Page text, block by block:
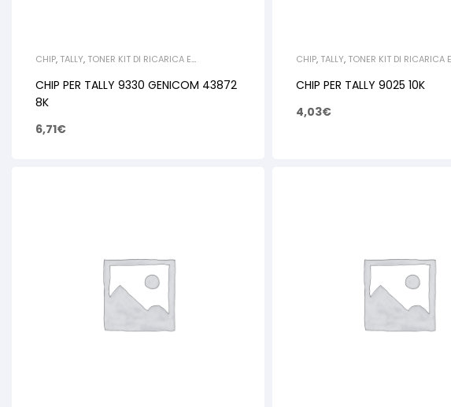
CHIP, TALLY, TONER KIT DI RICARICA E
CHIP PER TALLY 9330 GENICOM 43872
8K
6,71€
CHIP, TALLY, TONER KIT DI RICARICA E
CHIP PER TALLY 9025 10K
4,03€